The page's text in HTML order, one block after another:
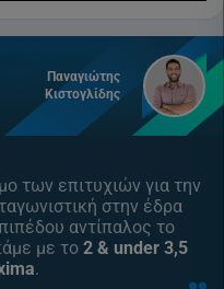
Παναγιώτης
Κιστογλίδης
των επιτυχιών για την
στην έδρα
αντίπαλος το
με το 2 & under 3,5
.